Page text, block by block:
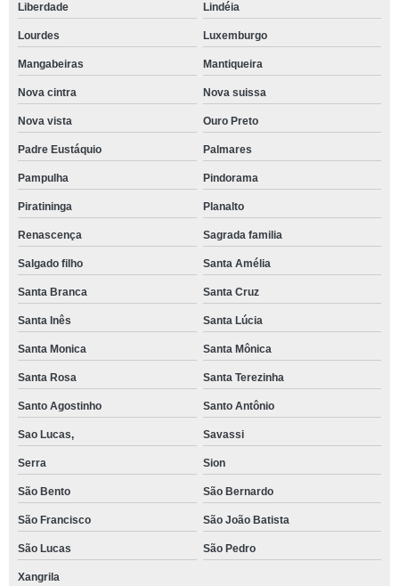
Liberdade Lindéia
Lourdes Luxemburgo
Mangabeiras Mantiqueira
Nova cintra Nova suissa
Nova vista Ouro Preto
Padre Eustáquio Palmares
Pampulha Pindorama
Piratininga Planalto
Renascença Sagrada familia
Salgado filho Santa Amélia
Santa Branca Santa Cruz
Santa Inês Santa Lúcia
Santa Monica Santa Mônica
Santa Rosa Santa Terezinha
Santo Agostinho Santo Antônio
Sao Lucas, Savassi
Serra Sion
São Bento São Bernardo
São Francisco São João Batista
São Lucas São Pedro
Xangrila